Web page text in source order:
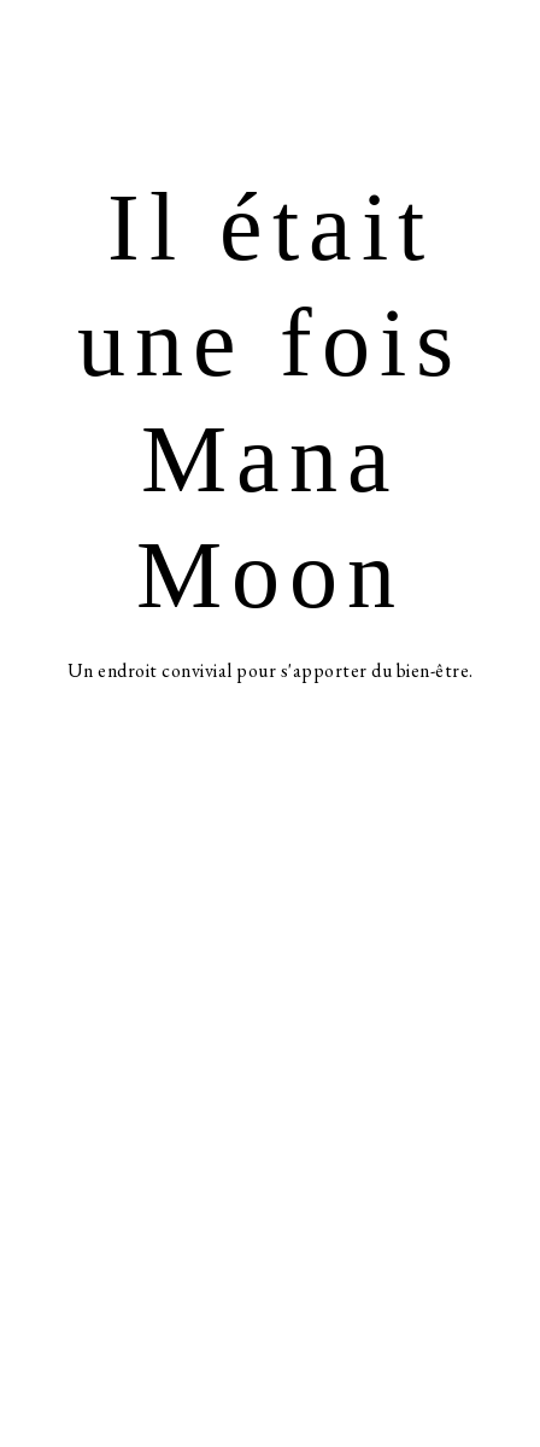
Il était
une fois
Mana
Moon
Un endroit convivial pour s'apporter du bien-être.